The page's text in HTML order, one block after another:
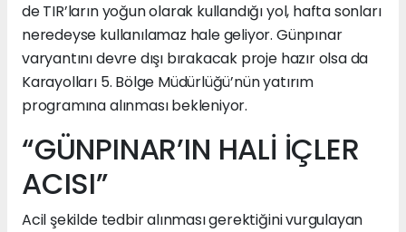
de TIR’ların yoğun olarak kullandığı yol, hafta sonları
neredeyse kullanılamaz hale geliyor. Günpınar
varyantını devre dışı bırakacak proje hazır olsa da
Karayolları 5. Bölge Müdürlüğü’nün yatırım
programına alınması bekleniyor.
“GÜNPINAR’IN HALİ İÇLER
ACISI”
Acil şekilde tedbir alınması gerektiğini vurgulayan